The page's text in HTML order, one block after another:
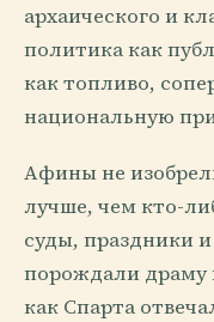
архаического и
политика как
как топливо,
национальную
Афины не
лучше, чем кто-
суды, праздники
порождали драму
как Спарта